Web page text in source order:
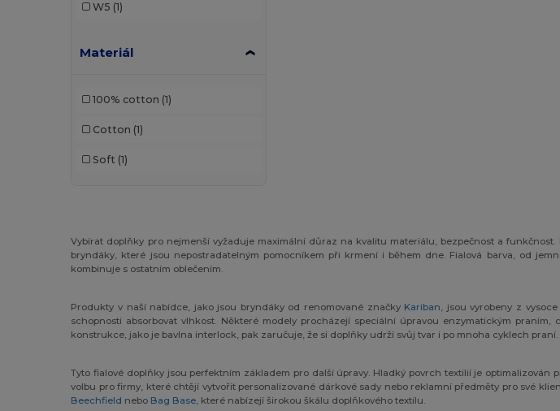
W5 (1)
Materiál
100% cotton (1)
Cotton (1)
Soft (1)
Vybírat doplňky pro nejmenší vyžaduje maximální důraz na kvalitu materiálu, bezpečnost a
bryndáky, které jsou nepostradatelným pomocníkem při krmení i během dne. Fialová barva, od
kombinuje s ostatním oblečením.
Produkty v naší nabídce, jako jsou bryndáky od renomované značky Kariban , jsou vyrobeny z
schopnosti absorbovat vlhkost. Některé modely procházejí speciální úpravou enzymatickým
konstrukce, jako je bavlna interlock, pak zaručuje, že si doplňky udrží svůj tvar i po mnoha cyklech praní.
Tyto fialové doplňky jsou perfektním základem pro další úpravy. Hladký povrch textilií je
volbu pro firmy, které chtějí vytvořit personalizované dárkové sady nebo reklamní předměty pro své
Beechfield nebo Bag Base , které nabízejí širokou škálu doplňkového textilu.